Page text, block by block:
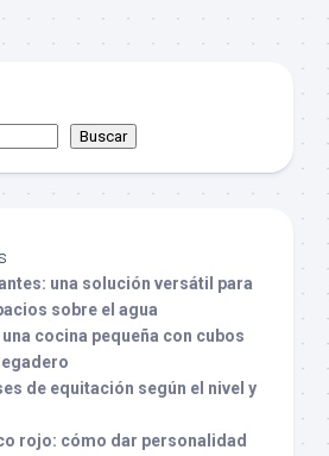
Buscar
una solución versátil para
sobre el agua
cocina pequeña con cubos
de equitación según el nivel y
rojo: cómo dar personalidad